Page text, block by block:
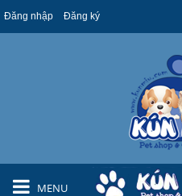
Đăng nhập Đăng ký
MENU